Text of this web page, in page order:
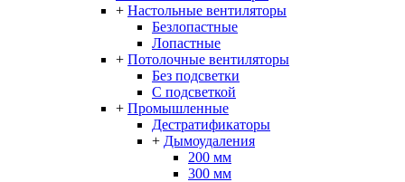
+ Настольные вентиляторы
Безлопастные
Лопастные
+ Потолочные вентиляторы
Без подсветки
С подсветкой
+ Промышленные
Дестратификаторы
+ Дымоудаления
200 мм
300 мм